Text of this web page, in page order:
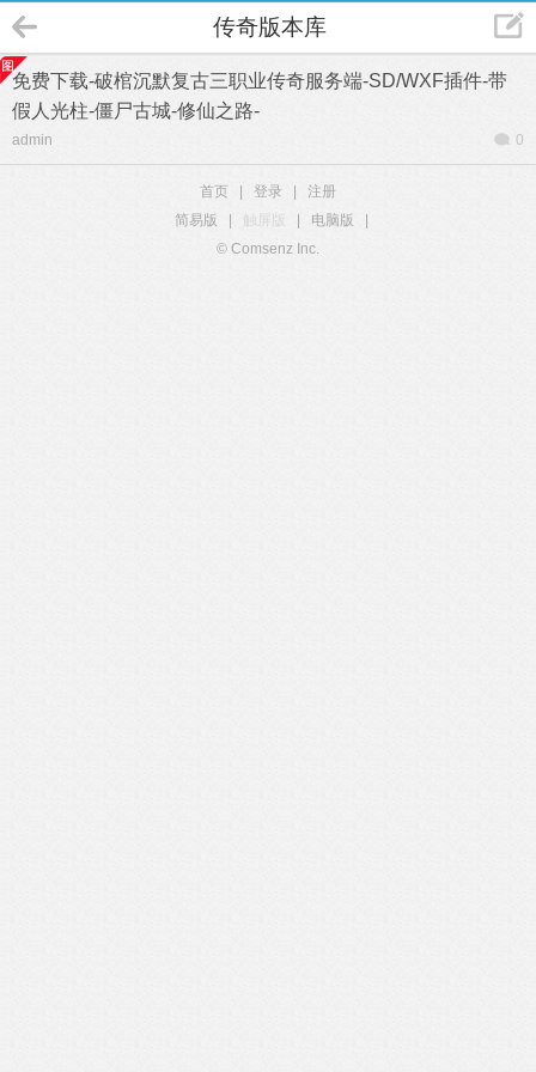
传奇版本库
免费下载-破棺沉默复古三职业传奇服务端-SD/WXF插件-带
假人光柱-僵尸古城-修仙之路-
admin 0
首页 登录
注册
简易版
触屏版 电脑版
© Comsenz Inc.